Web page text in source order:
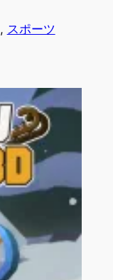
, スポーツ